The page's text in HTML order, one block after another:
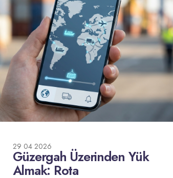
29 04 2026
Güzergah Üzerinden Yük
Almak: Rota